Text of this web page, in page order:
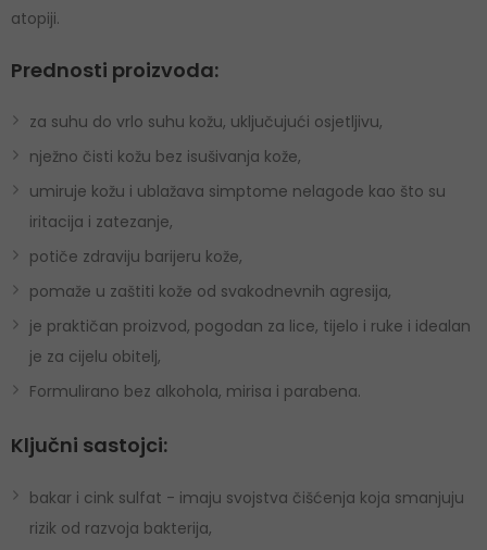
atopiji.
Prednosti proizvoda:
za suhu do vrlo suhu kožu, uključujući osjetljivu,
nježno čisti kožu bez isušivanja kože,
umiruje kožu i ublažava simptome nelagode kao što su
iritacija i zatezanje,
potiče zdraviju barijeru kože,
pomaže u zaštiti kože od svakodnevnih agresija,
je praktičan proizvod, pogodan za lice, tijelo i ruke i idealan
je za cijelu obitelj,
Formulirano bez alkohola, mirisa i parabena.
Ključni sastojci:
bakar i cink sulfat - imaju svojstva čišćenja koja smanjuju
rizik od razvoja bakterija,